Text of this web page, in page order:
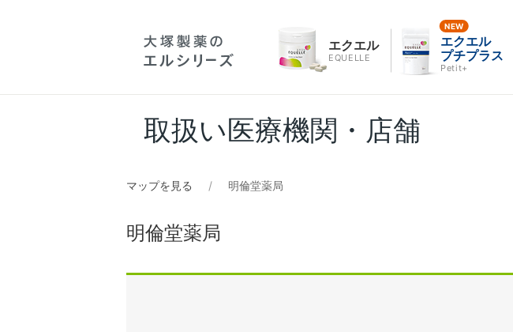
エクエル
EQUELLE
エクエル
プチプラス
Petit+
取扱い医療機関・店舗
マップを見る 明倫堂薬局
明倫堂薬局